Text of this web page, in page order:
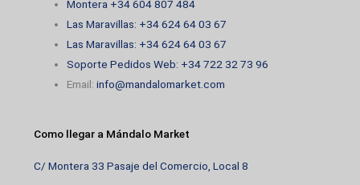
Montera +34 604 807 484
Las Maravillas: +34 624 64 03 67
Las Maravillas: +34 624 64 03 67
Soporte Pedidos Web: +34 722 32 73 96
Email:info@mandalomarket.com
Como llegar a Mándalo Market
C/ Montera 33 Pasaje del Comercio, Local 8